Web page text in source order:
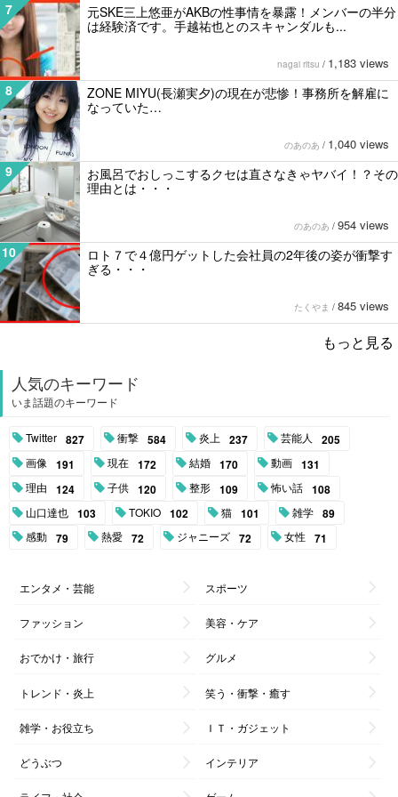
7
元SKE三上悠亜がAKBの性事情を暴露！メンバーの半分
は経験済です。手越祐也とのスキャンダルも...
nagai ritsu / 1,183 views
8
ZONE MIYU(長瀬実夕)の現在が悲惨！事務所を解雇に
なっていた…
のあのあ / 1,040 views
9
お風呂でおしっこするクセは直さなきゃヤバイ！？その
理由とは・・・
のあのあ / 954 views
10
ロト７で４億円ゲットした会社員の2年後の姿が衝撃す
ぎる・・・
たくやま / 845 views
もっと見る
人気のキーワード
いま話題のキーワード
Twitter 827 衝撃 584 炎上 237 芸能人 205
画像 191 現在 172 結婚 170 動画 131
理由 124 子供 120 整形 109 怖い話 108
山口達也 103 TOKIO 102 猫 101 雑学 89
感動 79 熱愛 72 ジャニーズ 72 女性 71
エンタメ・芸能 スポーツ
ファッション 美容・ケア
おでかけ・旅行 グルメ
トレンド・炎上 笑う・衝撃・癒す
雑学・お役立ち ＩＴ・ガジェット
どうぶつ インテリア